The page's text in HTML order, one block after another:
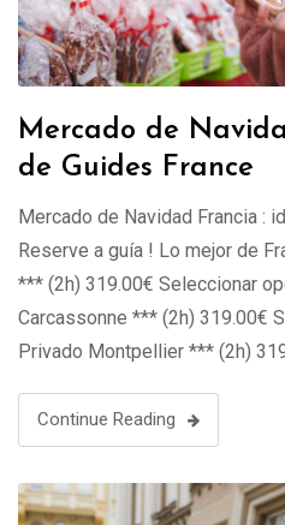
Mercado de
de Guides France
Mercado de Navidad Francia :
Reserve a guía ! Lo mejor de
*** (2h) 319.00€ Seleccionar
Carcassonne *** (2h) 319.00€
Privado Montpellier *** (2h)
opciones Visita privada de
Continue Reading